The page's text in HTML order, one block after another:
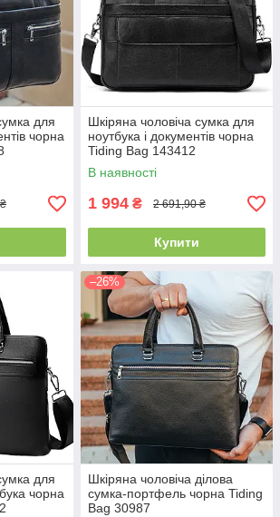
для
чорна
Шкіряна чоловіча сумка для
ноутбука і документів чорна
Tiding Bag 143412
В наявності
1 994 ₴ 2 691,90 ₴
Купити
для
чорна
–26%
Шкіряна чоловіча ділова
сумка-портфель чорна Tiding
Bag 30987